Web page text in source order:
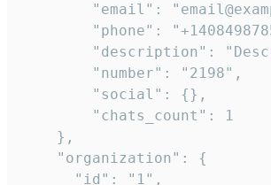
"email":
"phone":
"description":
        "number": "2198",
        "social": {},
        "chats_count": 1
    },
    "organization": {
      "id": "1",